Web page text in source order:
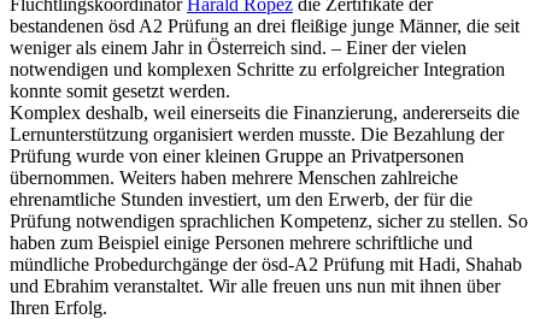
bestandenen ösd A2 Prüfung an drei fleißige junge Männer, die seit
weniger als einem Jahr in Österreich sind. – Einer der vielen
notwendigen und komplexen Schritte zu erfolgreicher Integration
konnte somit gesetzt werden.
Komplex deshalb, weil einerseits die Finanzierung, andererseits die
Lernunterstützung organisiert werden musste. Die Bezahlung der
Prüfung wurde von einer kleinen Gruppe an Privatpersonen
übernommen. Weiters haben mehrere Menschen zahlreiche
ehrenamtliche Stunden investiert, um den Erwerb, der für die
Prüfung notwendigen sprachlichen Kompetenz, sicher zu stellen. So
haben zum Beispiel einige Personen mehrere schriftliche und
mündliche Probedurchgänge der ösd-A2 Prüfung mit Hadi, Shahab
und Ebrahim veranstaltet. Wir alle freuen uns nun mit ihnen über
Ihren Erfolg.